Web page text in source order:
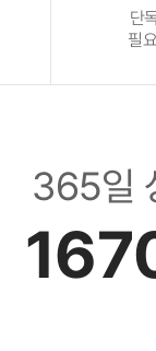
단
필
365일